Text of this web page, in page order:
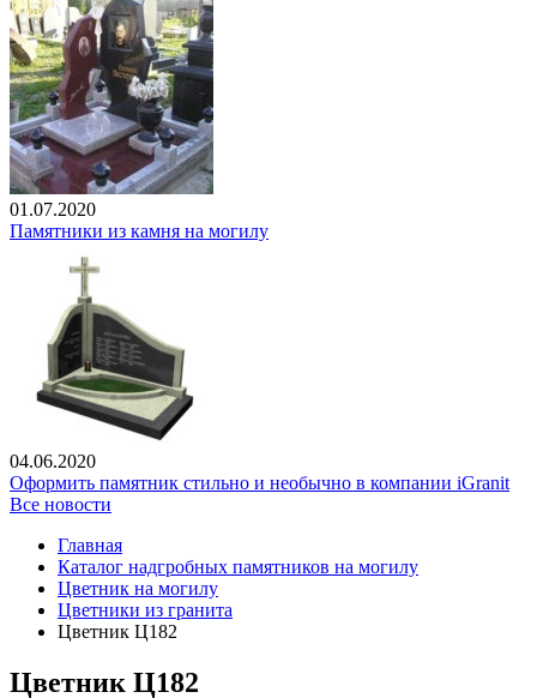
01.07.2020
Памятники из камня на могилу
04.06.2020
Оформить памятник стильно и необычно в компании iGranit
Все новости
Главная
Каталог надгробных памятников на могилу
Цветник на могилу
Цветники из гранита
Цветник Ц182
Цветник Ц182